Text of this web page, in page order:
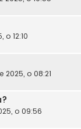
o 12:10
2025, o 08:21
o 09:56